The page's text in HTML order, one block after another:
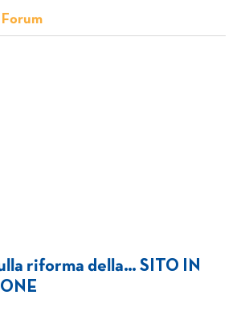
riforma della… SITO IN